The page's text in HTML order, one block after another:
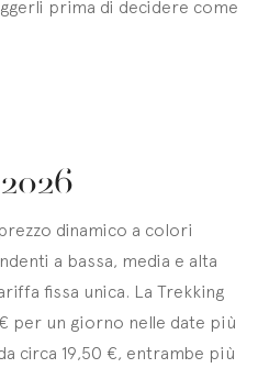
prima di decidere come
dinamico a colori
a bassa, media e alta
fissa unica. La Trekking
per un giorno nelle date più
circa 19,50 €, entrambe più